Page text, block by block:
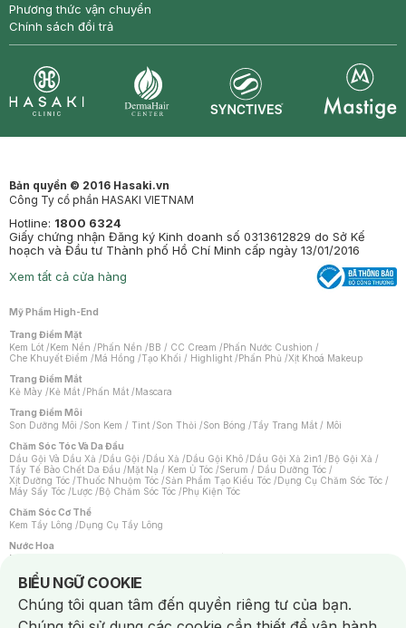
Phương thức vận chuyển
Chính sách đổi trả
Bản quyền © 2016 Hasaki.vn
Công Ty cổ phần HASAKI VIETNAM
Hotline: 1800 6324
Giấy chứng nhận Đăng ký Kinh doanh số 0313612829 do Sở Kế
hoạch và Đầu tư Thành phố Hồ Chí Minh cấp ngày 13/01/2016
Xem tất cả cửa hàng
Mỹ Phẩm High-End
Trang Điểm Mặt
Kem Lót /Kem Nền /Phấn Nền /BB / CC Cream /Phấn Nước Cushion /
Che Khuyết Điểm /Má Hồng /Tạo Khối / Highlight /Phấn Phủ /Xịt Khoá Makeup
Trang Điểm Mắt
Kẻ Mày /Kẻ Mắt /Phấn Mắt /Mascara
Trang Điểm Môi
Son Dưỡng Môi /Son Kem / Tint /Son Thỏi /Son Bóng /Tẩy Trang Mắt / Môi
Chăm Sóc Tóc Và Da Đầu
Dầu Gội Và Dầu Xả /Dầu Gội /Dầu Xả /Dầu Gội Khô /Dầu Gội Xả 2in1 /Bộ Gội Xả /
Tẩy Tế Bào Chết Da Đầu /Mặt Nạ / Kem Ủ Tóc /Serum / Dầu Dưỡng Tóc /
Xịt Dưỡng Tóc /Thuốc Nhuộm Tóc /Sản Phẩm Tạo Kiểu Tóc /Dụng Cụ Chăm Sóc Tóc /
Máy Sấy Tóc /Lược /Bộ Chăm Sóc Tóc /Phụ Kiện Tóc
Chăm Sóc Cơ Thể
Kem Tẩy Lông /Dụng Cụ Tẩy Lông
Nước Hoa
Nước Hoa Nữ
Chăm Sóc Cá Nhân
Chống Muỗi /Khẩu Trang /Máy Massage/Mặt Nạ Xông Hơi /Nước Rửa Tay/
Sản Phẩm Chăm Sóc Khác /Bàn Chải Đánh Răng /Bàn Chải Điện/
Hỗ Trợ Trắng Răng/Kem Đánh Răng /Máy Tăm Nước/ Nước Súc Miệng/
BIỂU NGỮ COOKIE
Notice about cookies usage
Chúng tôi quan tâm đến quyền riêng tư của bạn.